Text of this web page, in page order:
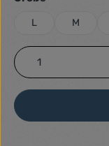
L M
Produkt